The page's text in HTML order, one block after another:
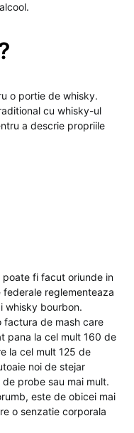
o portie de whisky.
cu whisky-ul
a descrie propriile
poate fi facut oriunde in
federale reglementeaza
whisky bourbon.
factura de mash care
pana la cel mult 160 de
la cel mult 125 de
noi de stejar
probe sau mai mult.
este de obicei mai
o senzatie corporala